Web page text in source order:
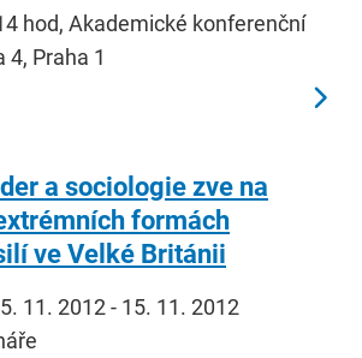
hod, Akademické konferenční
Praha 1
a sociologie zve na
formách
ve Velké Británii
11. 2012 - 15. 11. 2012